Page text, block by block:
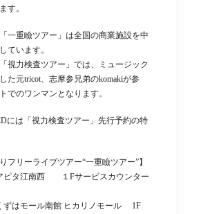
す。
一重瞼ツアー」は全国の商業施設を中
ています。
視力検査ツアー」では、ミュージック
た元tricot、志摩参兄弟のkomakiが参
でのワンマンとなります。
には「視力検査ツアー」先行予約の特
フリーライブツアー“一重瞼ツアー”】
ピタ江南西 １Fサービスカウンター
ずはモール南館 ヒカリノモール 1F